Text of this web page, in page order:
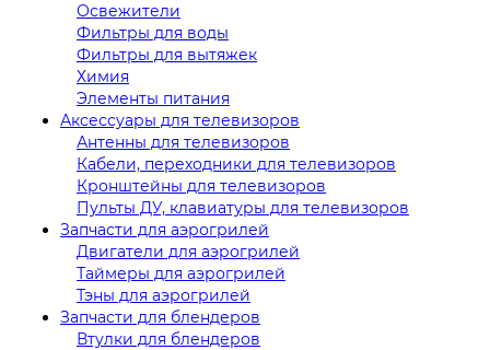
Освежители
Фильтры для воды
Фильтры для вытяжек
Химия
Элементы питания
Аксессуары для телевизоров
Антенны для телевизоров
Кабели, переходники для телевизоров
Кронштейны для телевизоров
Пульты ДУ, клавиатуры для телевизоров
Запчасти для аэрогрилей
Двигатели для аэрогрилей
Таймеры для аэрогрилей
Тэны для аэрогрилей
Запчасти для блендеров
Втулки для блендеров